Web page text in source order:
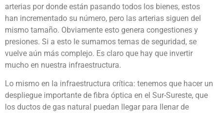
arterias por donde están pasando todos los bienes, estos
han incrementado su número, pero las arterias siguen del
mismo tamaño. Obviamente esto genera congestiones y
presiones. Si a esto le sumamos temas de seguridad, se
vuelve aún más complejo. Es claro que hay que invertir
mucho en nuestra infraestructura.
Lo mismo en la infraestructura crítica: tenemos que hacer un
despliegue importante de fibra óptica en el Sur-Sureste, que
los ductos de gas natural puedan llegar para llenar de